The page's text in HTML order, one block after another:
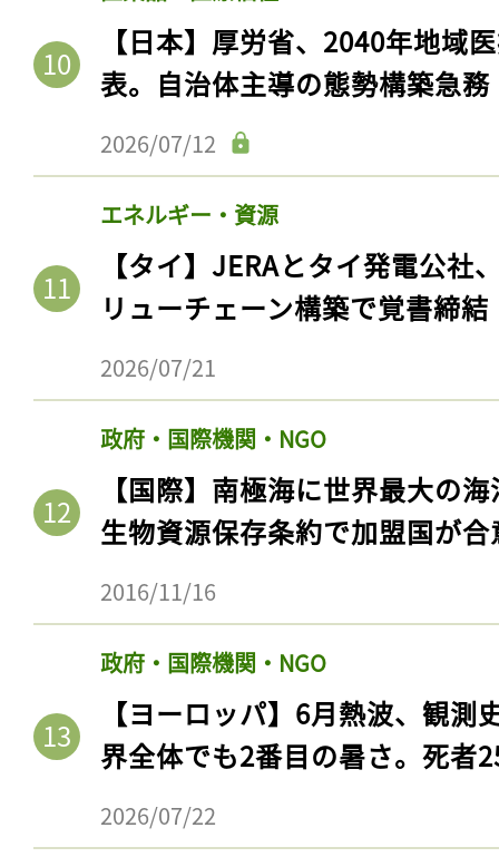
【日本】厚労省、2040年地域
表。自治体主導の態勢構築急務
2026/07/12
エネルギー・資源
【タイ】JERAとタイ発電公社
リューチェーン構築で覚書締結
2026/07/21
政府・国際機関・NGO
【国際】南極海に世界最大の
生物資源保存条約で加盟国が合
2016/11/16
政府・国際機関・NGO
【ヨーロッパ】6月熱波、観
界全体でも2番目の暑さ。死者
2026/07/22
ログイン